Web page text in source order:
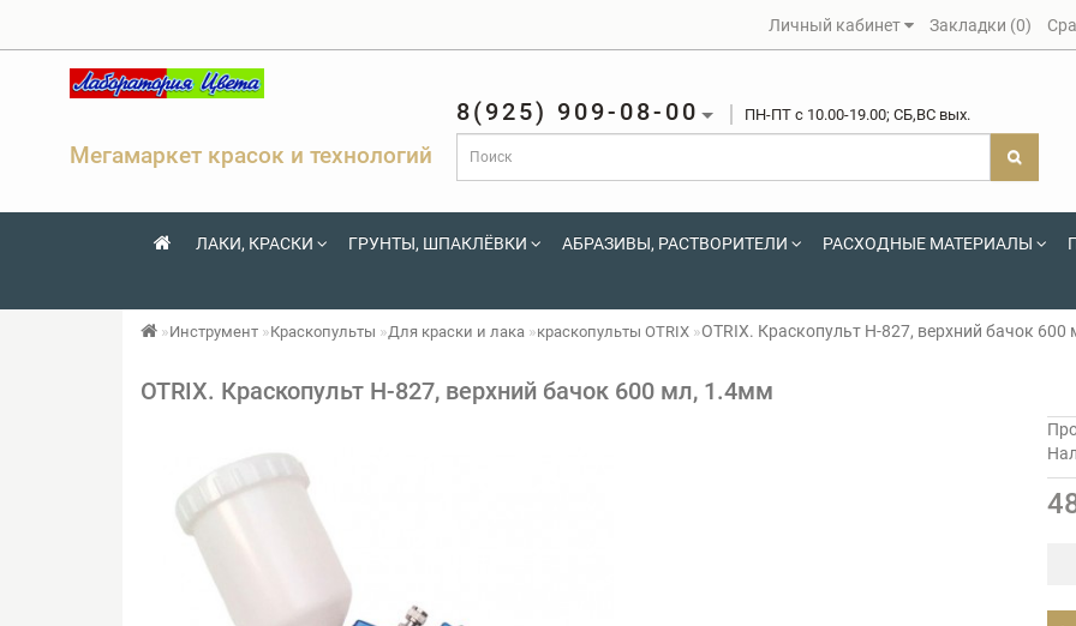
Личный кабинет Закладки (0)
Мегамаркет красок и технологий
8(925) 909-08-00 ПН-ПТ c 10.00-19.00; СБ,ВС вых.
ЛАКИ, КРАСКИ ГРУНТЫ, ШПАКЛЁВКИ АБРАЗИВЫ, РАСТВОРИТЕЛИ РАСХОДНЫЕ МАТЕРИАЛЫ
Инструмент Краскопульты Для краски и лака краскопульты OTRIX OTRIX. Краскопульт H-827, верхний бачок
OTRIX. Краскопульт H-827, верхний бачок 600 мл, 1.4мм